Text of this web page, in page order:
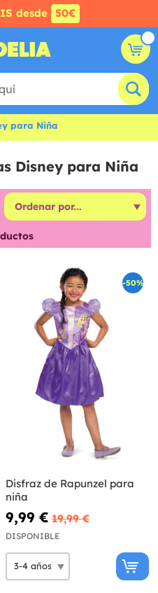
desde 50€
para Niña
Disney para Niña
-50%
Disfraz de Rapunzel para
niña
9,99 € 19,99 €
DISPONIBLE